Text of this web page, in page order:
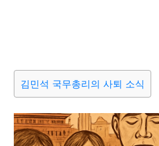
김민석 국무총리의 사퇴 소식